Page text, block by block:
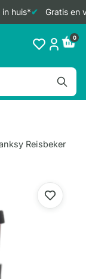
huis* Gratis en
0
Reisbeker